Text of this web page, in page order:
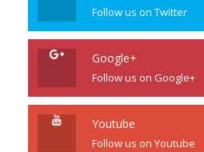
Follow us on Twitter
Google+
Follow us on Google+
Youtube
Follow us on Youtube